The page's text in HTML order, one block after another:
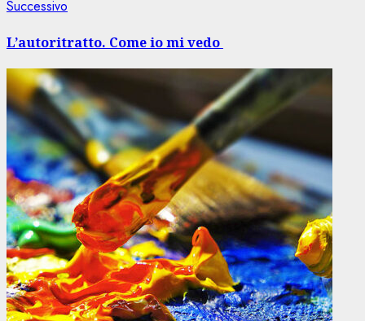
Successivo
L’autoritratto. Come io mi vedo